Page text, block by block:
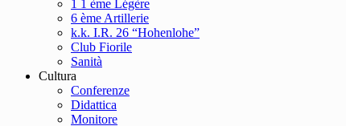
1 1 ème Légère
6 ème Artillerie
k.k. I.R. 26 “Hohenlohe”
Club Fiorile
Sanità
Cultura
Conferenze
Didattica
Monitore